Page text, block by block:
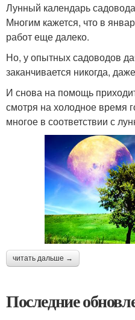
Лунный календарь
Многим кажется, что в
работ еще далеко.
Но, у опытных садоводов
заканчивается никогда,
И снова на помощь
смотря на холодное время
многое в соответствии с
читать дальше →
Последние